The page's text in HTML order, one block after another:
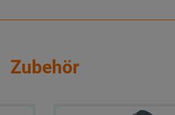
Zubehör